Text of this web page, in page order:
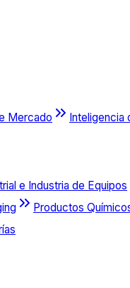
Mercado Inteligencia
e Industria de Equipos
Productos